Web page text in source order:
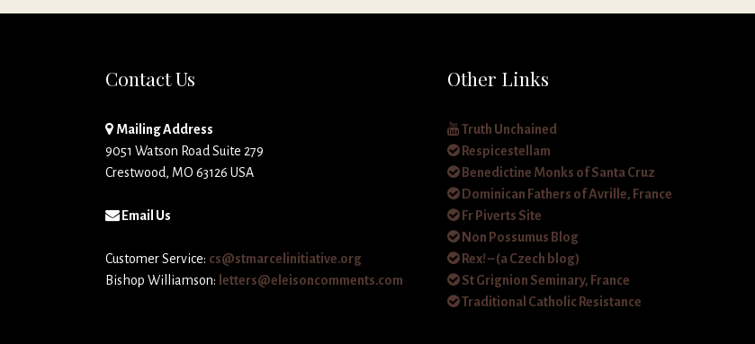
Contact Us
Mailing Address
9051 Watson Road Suite 279
Crestwood, MO 63126 USA
Email Us
Customer Service: cs@stmarcelinitiative.org
Bishop Williamson: letters@eleisoncomments.com
Other Links
Truth Unchained
Respicestellam
Benedictine Monks of Santa Cruz
Dominican Fathers of Avrille, France
Fr Piverts Site
Non Possumus Blog
Rex! – (a Czech blog)
St Grignion Seminary, France
Traditional Catholic Resistance